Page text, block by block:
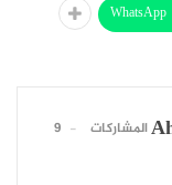
WhatsApp
9